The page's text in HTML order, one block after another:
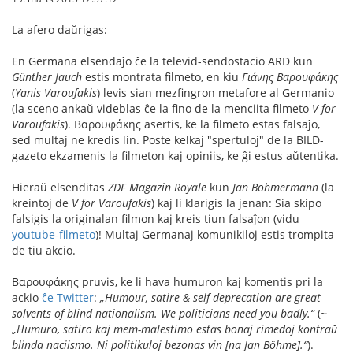
La afero daŭrigas:
En Germana elsendaĵo ĉe la televid-sendostacio ARD kun
Günther Jauch estis montrata filmeto, en kiu Γιάνης Βαρουφάκης
(Yanis Varoufakis) levis sian mezfingron metafore al Germanio
(la sceno ankaŭ videblas ĉe la fino de la menciita filmeto V for
Varoufakis). Βαρουφάκης asertis, ke la filmeto estas falsaĵo,
sed multaj ne kredis lin. Poste kelkaj "spertuloj" de la BILD-
gazeto ekzamenis la filmeton kaj opiniis, ke ĝi estus aŭtentika.
Hieraŭ elsenditas ZDF Magazin Royale kun Jan Böhmermann (la
kreintoj de V for Varoufakis) kaj li klarigis la jenan: Sia skipo
falsigis la originalan filmon kaj kreis tiun falsaĵon (vidu
youtube-filmeto)! Multaj Germanaj komunikiloj estis trompita
de tiu akcio.
Βαρουφάκης pruvis, ke li hava humuron kaj komentis pri la
ackio ĉe Twitter: „Humour, satire & self deprecation are great
solvents of blind nationalism. We politicians need you badly.“(~
„Humuro, satiro kaj mem-malestimo estas bonaj rimedoj kontraŭ
blinda naciismo. Ni politikuloj bezonas vin [na Jan Böhme].“).